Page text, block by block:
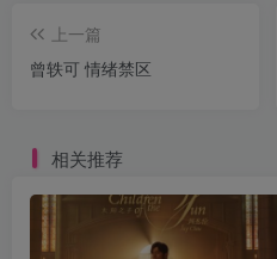
上一篇
曾轶可 情绪禁区
相关推荐